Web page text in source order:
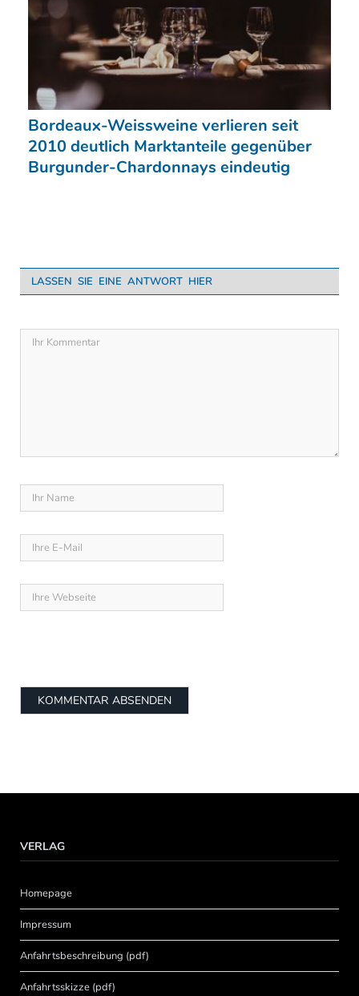
Bordeaux-Weissweine verlieren seit
2010 deutlich Marktanteile gegenüber
Burgunder-Chardonnays eindeutig
LASSEN SIE EINE ANTWORT HIER
VERLAG
Homepage
Impressum
Anfahrtsbeschreibung (pdf)
Anfahrtsskizze (pdf)